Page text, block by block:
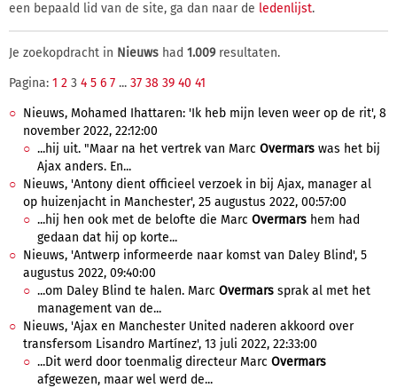
een bepaald lid van de site, ga dan naar de ledenlijst.
Je zoekopdracht in Nieuws had 1.009resultaten.
Pagina: 1 2 3 4 5 6 7 ... 37 38 39 40 41
Nieuws, Mohamed Ihattaren: 'Ik heb mijn leven weer op de rit', 8
november 2022, 22:12:00
...hij uit. "Maar na het vertrek van Marc Overmars was het bij
Ajax anders. En...
Nieuws, 'Antony dient officieel verzoek in bij Ajax, manager al
op huizenjacht in Manchester', 25 augustus 2022, 00:57:00
...hij hen ook met de belofte die Marc Overmars hem had
gedaan dat hij op korte...
Nieuws, 'Antwerp informeerde naar komst van Daley Blind', 5
augustus 2022, 09:40:00
...om Daley Blind te halen. Marc Overmars sprak al met het
management van de...
Nieuws, 'Ajax en Manchester United naderen akkoord over
transfersom Lisandro Martínez', 13 juli 2022, 22:33:00
...Dit werd door toenmalig directeur Marc Overmars
afgewezen, maar wel werd de...